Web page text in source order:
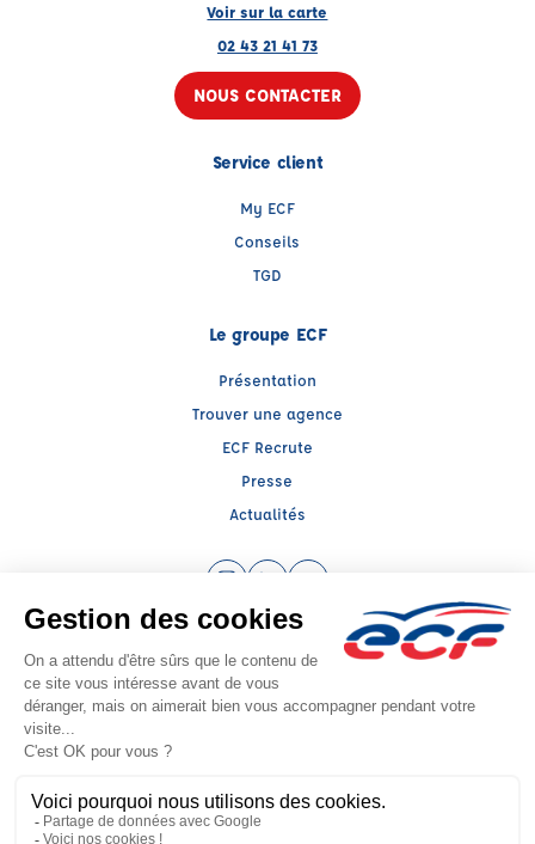
Voir sur la carte
02 43 21 41 73
NOUS CONTACTER
Service client
My ECF
Conseils
TGD
Le groupe ECF
Présentation
Trouver une agence
ECF Recrute
Presse
Actualités
Instagram (nouvelle fenêtre)
LinkedIn (nouvelle fenêtre)
YouTube (nouvelle fenêtre)
Raison sociale : ECF CER CENTRE ATLANTIQUE - Capital social: 2500000€
SIREN: 312379266 - Numéro de TVA intracommunautaire: FR 52 312379266
Agrément n°E1408500400
Siège social : RN 11 - Rte de la Mothe Les Champs Dorés, LA CRECHE (79260) -